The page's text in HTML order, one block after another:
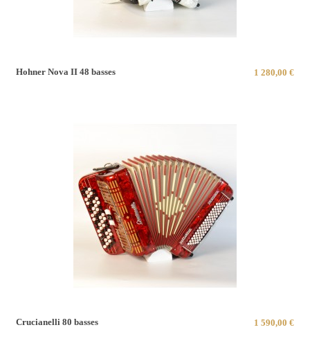
Hohner Nova II 48 basses 1 280,00 €
Crucianelli 80 basses 1 590,00 €